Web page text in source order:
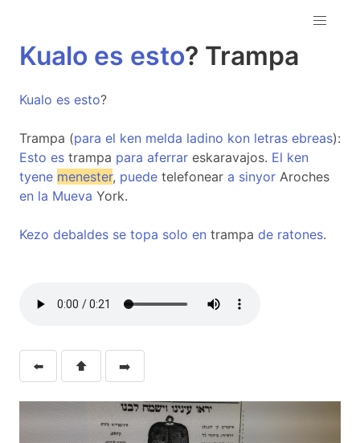
Kualo es esto? Trampa
Kualo es esto?
Trampa (para el ken melda ladino kon letras ebreas):
Esto es trampa para aferrar eskaravajos. El ken
tyene menester, puede telefonear a sinyor Aroches
en la Mueva York.
Kezo debaldes se topa solo en trampa de ratones.
⬅️ ⬆️ ➡️